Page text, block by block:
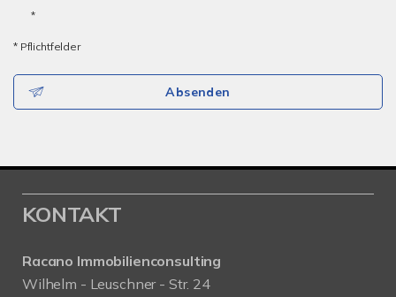
*
* Pflichtfelder
Absenden
KONTAKT
Racano Immobilienconsulting
Wilhelm - Leuschner - Str. 24